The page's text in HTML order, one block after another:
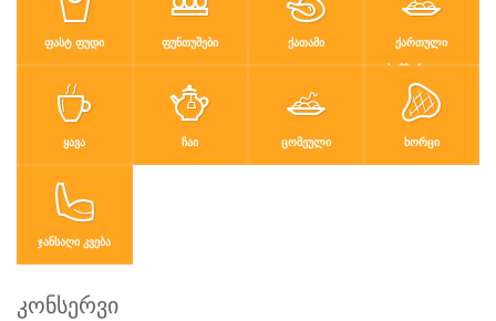
ᲤᲐᲡᲢ ᲤᲣᲓᲘ ᲤᲣᲜᲗᲣᲨᲔᲑᲘ ᲥᲐᲗᲐᲛᲘ
ᲥᲐᲠᲗᲣᲚᲘ
ᲡᲐᲛᲖᲐᲠᲔᲣᲚᲝ
ᲧᲐᲕᲐ ᲩᲐᲘ ᲪᲝᲛᲔᲣᲚᲘ ᲮᲝᲠᲪᲘ
ᲯᲐᲜᲡᲐᲦᲘ ᲙᲕᲔᲑᲐ
კონსერვი